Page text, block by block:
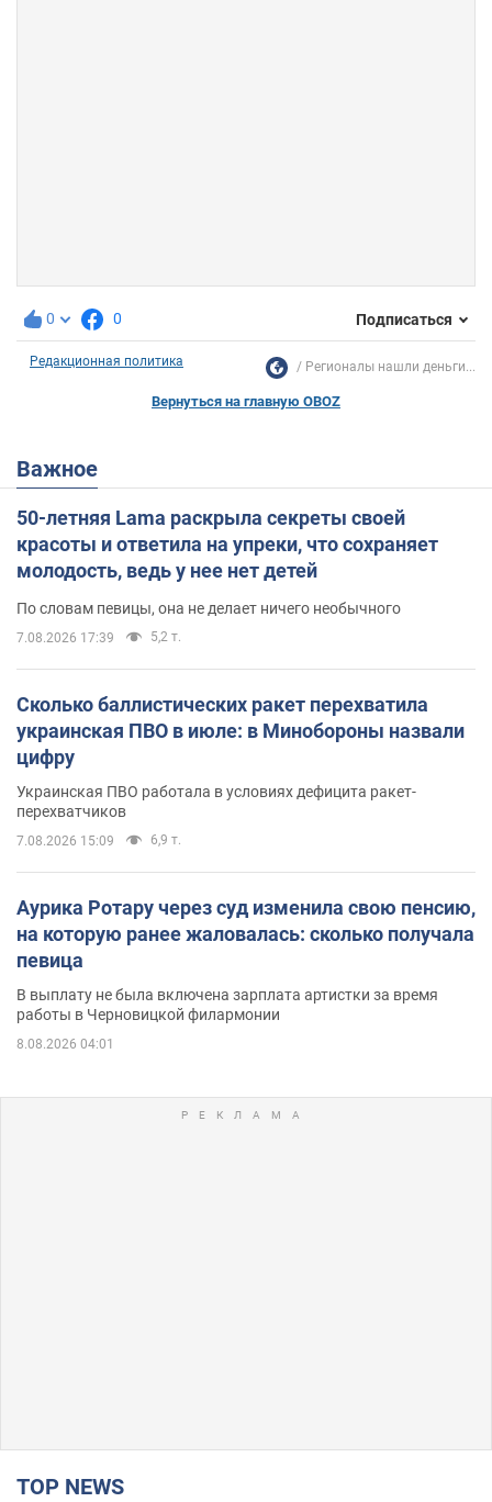
0 0 Подписаться
Редакционная политика Регионалы нашли деньги...
Вернуться на главную OBOZ
Важное
50-летняя Lama раскрыла секреты своей
красоты и ответила на упреки, что сохраняет
молодость, ведь у нее нет детей
По словам певицы, она не делает ничего необычного
7.08.2026 17:39 5,2 т.
Сколько баллистических ракет перехватила
украинская ПВО в июле: в Минобороны назвали
цифру
Украинская ПВО работала в условиях дефицита ракет-
перехватчиков
7.08.2026 15:09 6,9 т.
Аурика Ротару через суд изменила свою пенсию,
на которую ранее жаловалась: сколько получала
певица
В выплату не была включена зарплата артистки за время
работы в Черновицкой филармонии
8.08.2026 04:01
TOP NEWS